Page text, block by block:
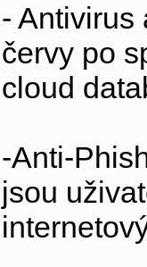
- Antivirus
červy po
cloud
-Anti-
jsou